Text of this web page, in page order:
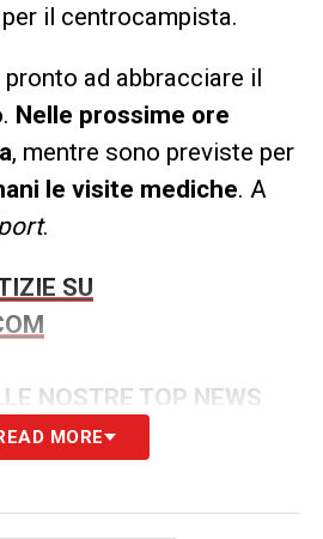
per il centrocampista.
pronto ad abbracciare il
Nelle prossime ore
, mentre sono previste per
le visite mediche. A
.
SU
NOSTRE TOP NEWS
MORE